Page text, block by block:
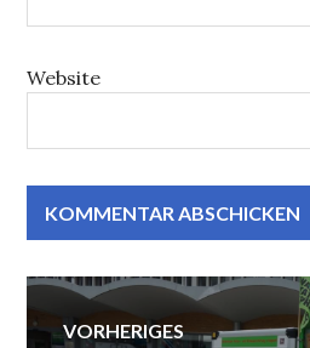
Website
Beitrags-
VORHERIGES